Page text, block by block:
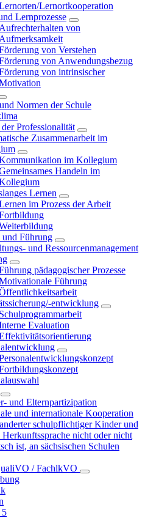
Lernortkooperation
Lernprozesse
Aufrechterhalten von
Aufmerksamkeit
von Verstehen
von Anwendungsbezug
von intrinsischer
Normen der Schule
Professionalität
Zusammenarbeit im
im Kollegium
Handeln im
Lernen
im Prozess der Arbeit
und Führung
und Ressourcenmanagement
pädagogischer Prozesse
Führung
entwicklung
Schulprogrammarbeit
Evaluation
und Elternpartizipation
und internationale Kooperation
schulpflichtiger Kinder und
Herkunftssprache nicht oder nicht
ist, an sächsischen Schulen
/ FachlkVO
5